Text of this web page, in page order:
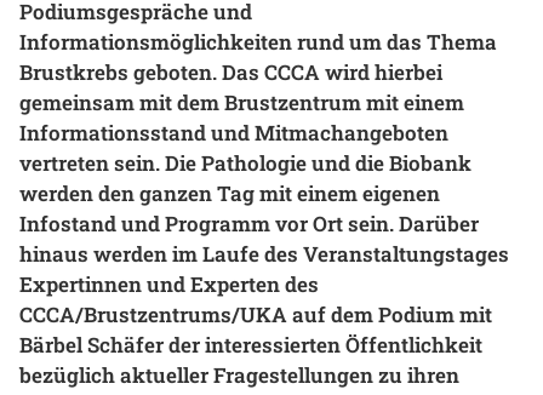
Kliniken & Einrichtungen
Patienten & Besucher
Zuweisende
Über uns
Beruf & Karriere
Podiumsgespräche und
Informationsmöglichkeiten rund um das Thema
Brustkrebs geboten. Das CCCA wird hierbei
gemeinsam mit dem Brustzentrum mit einem
Informationsstand und Mitmachangeboten
vertreten sein. Die Pathologie und die Biobank
werden den ganzen Tag mit einem eigenen
Infostand und Programm vor Ort sein. Darüber
hinaus werden im Laufe des Veranstaltungstages
Expertinnen und Experten des
CCCA/Brustzentrums/UKA auf dem Podium mit
Bärbel Schäfer der interessierten Öffentlichkeit
bezüglich aktueller Fragestellungen zu ihren